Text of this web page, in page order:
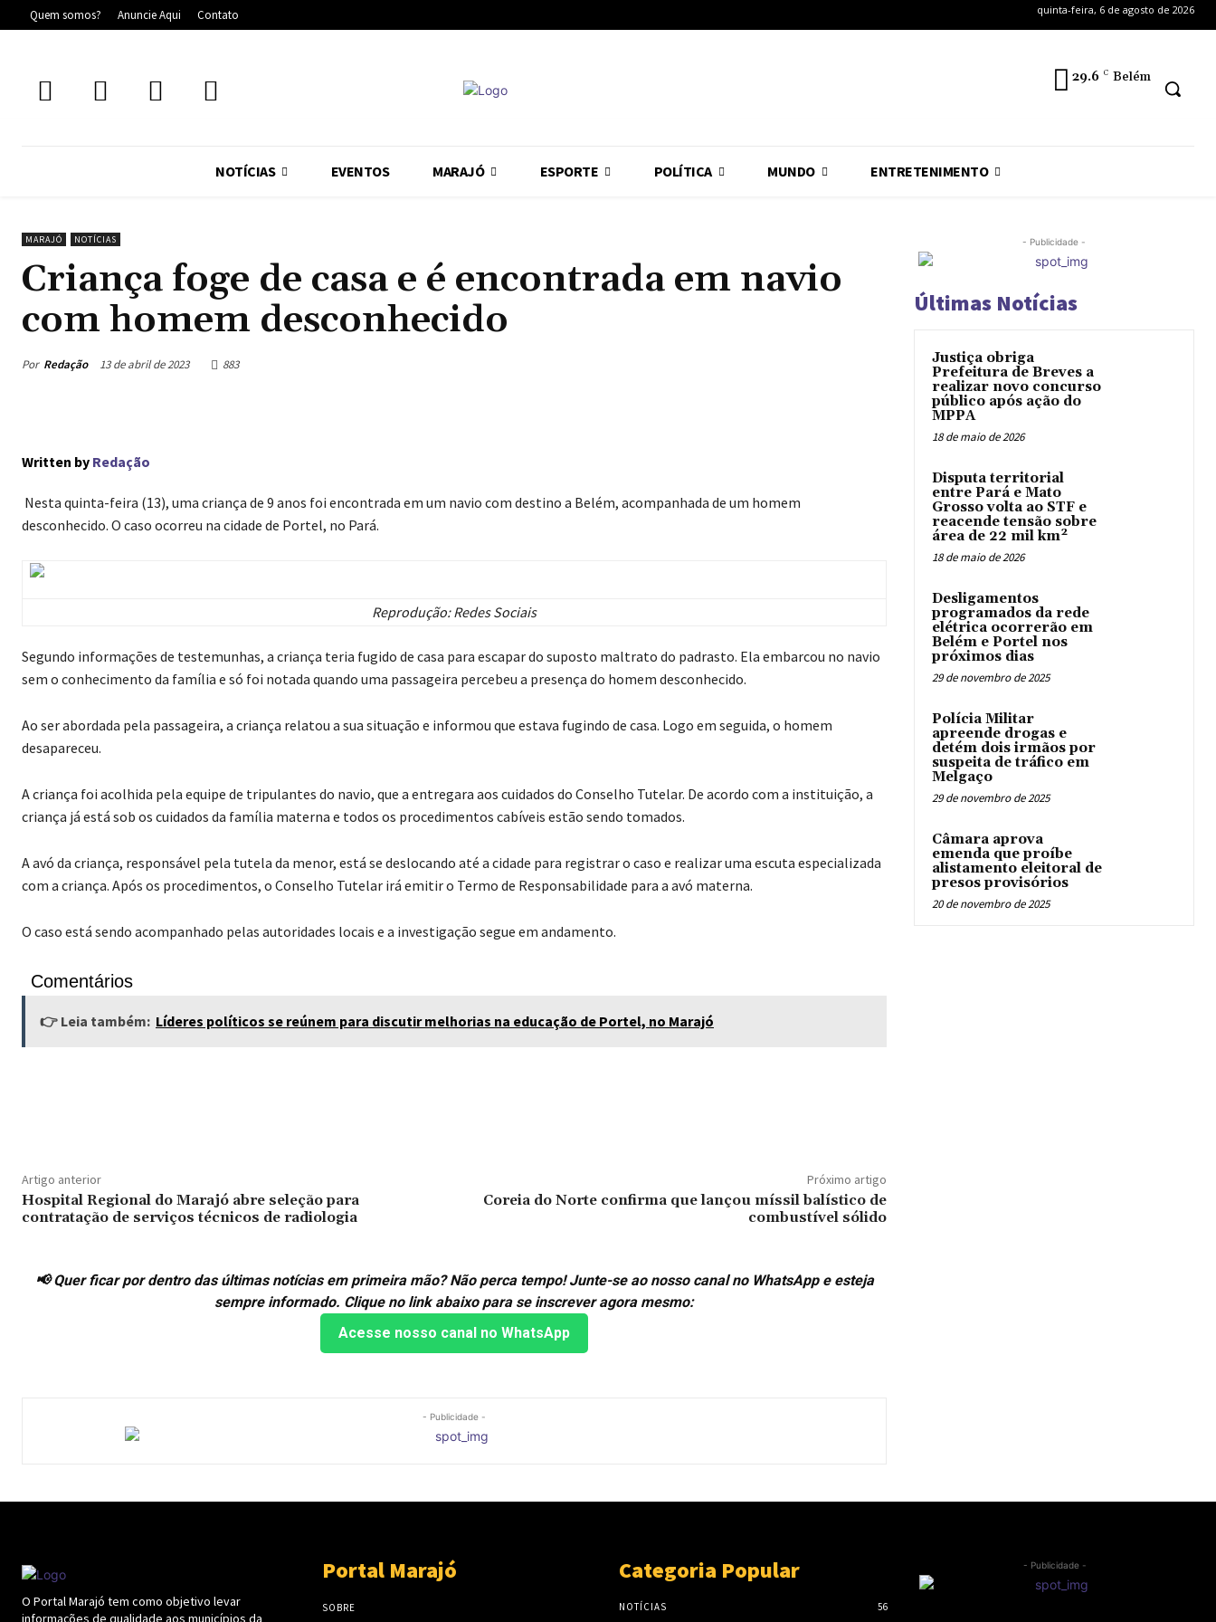
Quem somos? Anuncie Aqui Contato quinta-feira, 6 de agosto de 2026
29.6 C Belém
NOTÍCIAS EVENTOS MARAJÓ ESPORTE POLÍTICA MUNDO ENTRETENIMENTO
MARAJÓ NOTÍCIAS
Criança foge de casa e é encontrada em navio
com homem desconhecido
Por Redação 13 de abril de 2023 883
Written by Redação
Nesta quinta-feira (13), uma criança de 9 anos foi encontrada em um navio com destino a Belém, acompanhada de um homem
desconhecido. O caso ocorreu na cidade de Portel, no Pará.
Reprodução: Redes Sociais
Segundo informações de testemunhas, a criança teria fugido de casa para escapar do suposto maltrato do padrasto. Ela embarcou no navio
sem o conhecimento da família e só foi notada quando uma passageira percebeu a presença do homem desconhecido.
Ao ser abordada pela passageira, a criança relatou a sua situação e informou que estava fugindo de casa. Logo em seguida, o homem
desapareceu.
A criança foi acolhida pela equipe de tripulantes do navio, que a entregara aos cuidados do Conselho Tutelar. De acordo com a instituição, a
criança já está sob os cuidados da família materna e todos os procedimentos cabíveis estão sendo tomados.
A avó da criança, responsável pela tutela da menor, está se deslocando até a cidade para registrar o caso e realizar uma escuta especializada
com a criança. Após os procedimentos, o Conselho Tutelar irá emitir o Termo de Responsabilidade para a avó materna.
O caso está sendo acompanhado pelas autoridades locais e a investigação segue em andamento.
Comentários
👉 Leia também: Líderes políticos se reúnem para discutir melhorias na educação de Portel, no Marajó
Artigo anterior
Hospital Regional do Marajó abre seleção para
contratação de serviços técnicos de radiologia
Próximo artigo
Coreia do Norte confirma que lançou míssil balístico de
combustível sólido
📢 Quer ficar por dentro das últimas notícias em primeira mão? Não perca tempo! Junte-se ao nosso canal no WhatsApp e esteja
sempre informado. Clique no link abaixo para se inscrever agora mesmo:
Acesse nosso canal no WhatsApp
- Publicidade -
- Publicidade -
Últimas Notícias
Justiça obriga
Prefeitura de Breves a
realizar novo concurso
público após ação do
MPPA
18 de maio de 2026
Disputa territorial
entre Pará e Mato
Grosso volta ao STF e
reacende tensão sobre
área de 22 mil km²
18 de maio de 2026
Desligamentos
programados da rede
elétrica ocorrerão em
Belém e Portel nos
próximos dias
29 de novembro de 2025
Polícia Militar
apreende drogas e
detém dois irmãos por
suspeita de tráfico em
Melgaço
29 de novembro de 2025
Câmara aprova
emenda que proíbe
alistamento eleitoral de
presos provisórios
20 de novembro de 2025
O Portal Marajó tem como objetivo levar
informações de qualidade aos municípios da
Portal Marajó
SOBRE
Categoria Popular
NOTÍCIAS 56
- Publicidade -